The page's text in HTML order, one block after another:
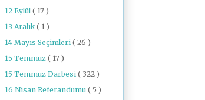
12 Eylül ( 17 )
13 Aralık ( 1 )
14 Mayıs Seçimleri ( 26 )
15 Temmuz ( 17 )
15 Temmuz Darbesi ( 322 )
16 Nisan Referandumu ( 5 )